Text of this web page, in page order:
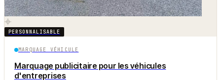
PERSONNALISABLE
MARQUAGE VÉHICULE
Marquage publicitaire pour les véhicules
d'entreprises